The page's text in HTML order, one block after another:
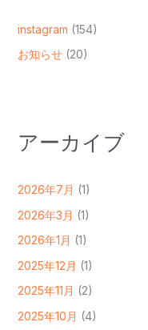
instagram (154)
お知らせ(20)
アーカイブ
2026年7月 (1)
2026年3月 (1)
2026年1月 (1)
2025年12月 (1)
2025年11月 (2)
2025年10月 (4)